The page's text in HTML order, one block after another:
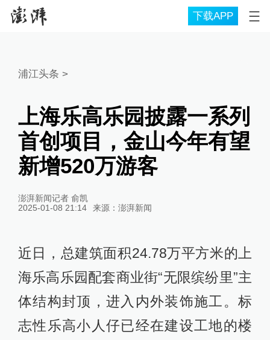
下载APP
浦江头条 >
上海乐高乐园披露一系列
首创项目，金山今年有望
新增520万游客
澎湃新闻记者 俞凯
2025-01-08 21:14
来源： 澎湃新闻
近日，总建筑面积24.78万平方米的上
海乐高乐园配套商业街“无限缤纷里”主
体结构封顶，进入内外装饰施工。标
志性乐高小人仔已经在建设工地的楼